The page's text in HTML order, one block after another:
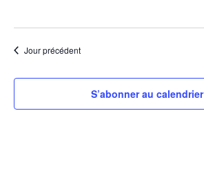
Jour précédent
S’abonner au calendrier